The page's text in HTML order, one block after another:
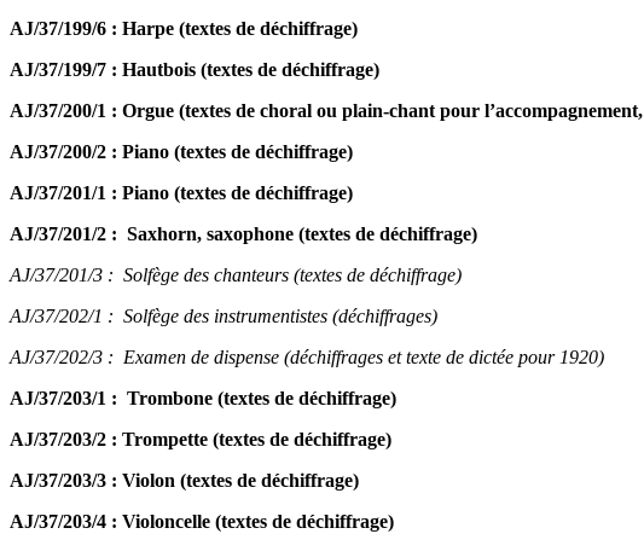
AJ/37/199/6 : Harpe (textes de déchiffrage)
AJ/37/199/7 : Hautbois (textes de déchiffrage)
AJ/37/200/1 : Orgue (textes de choral ou plain-chant pour
AJ/37/200/2 : Piano (textes de déchiffrage)
AJ/37/201/1 : Piano (textes de déchiffrage)
AJ/37/201/2 : Saxhorn, saxophone (textes de déchiffrage)
AJ/37/201/3 : Solfège des chanteurs (textes de déchiffrage)
AJ/37/202/1 : Solfège des instrumentistes (déchiffrages)
AJ/37/202/3 : Examen de dispense (déchiffrages et texte de dictée pour 1920)
AJ/37/203/1 : Trombone (textes de déchiffrage)
AJ/37/203/2 : Trompette (textes de déchiffrage)
AJ/37/203/3 : Violon (textes de déchiffrage)
AJ/37/203/4 : Violoncelle (textes de déchiffrage)